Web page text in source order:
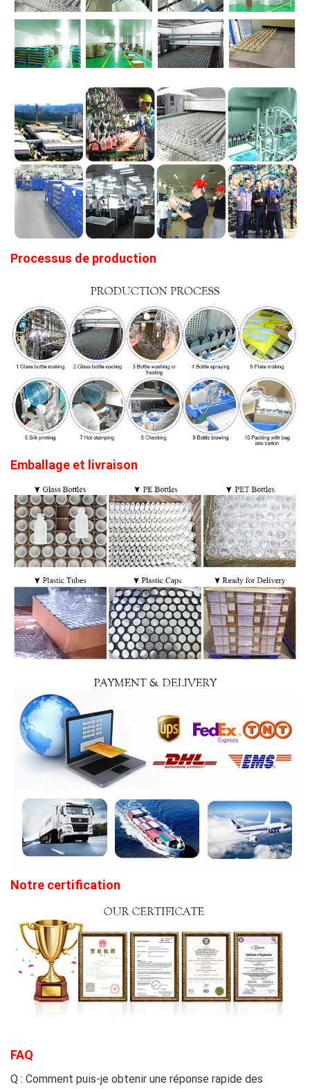
Processus de production
Emballage et livraison
Notre certification
FAQ
Q : Comment puis-je obtenir une réponse rapide des